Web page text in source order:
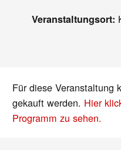
Veranstaltungsort:
Für diese Veranstaltung
gekauft werden. Hier
Programm zu sehen.